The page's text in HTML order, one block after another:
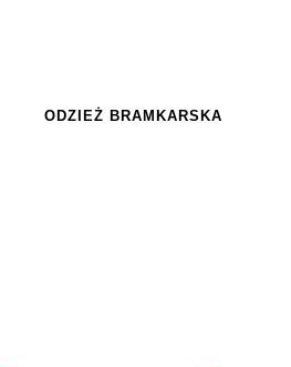
ODZIEŻ BRAMKARSKA